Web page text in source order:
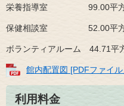
栄養指導室 99.00平方
保健相談室 52.00平方
ボランティアルーム 44.71平
館内配置図 [PDFファイ
利用料金